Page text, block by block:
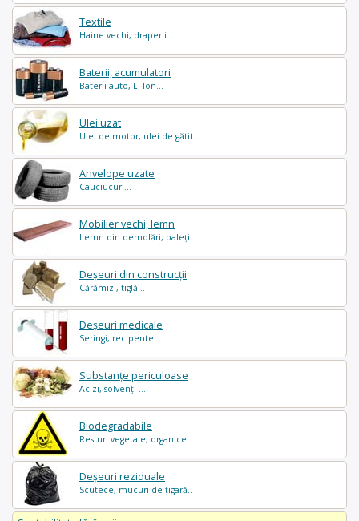
Textile
Haine vechi, draperii...
Baterii, acumulatori
Baterii auto, Li-Ion...
Ulei uzat
Ulei de motor, ulei de gătit...
Anvelope uzate
Cauciucuri...
Mobilier vechi, lemn
Lemn din demolări, paleți...
Deșeuri din construcții
Cărămizi, tiglă...
Deșeuri medicale
Seringi, recipente ...
Substanțe periculoase
Acizi, solvenți ...
Biodegradabile
Resturi vegetale, organice..
Deșeuri reziduale
Scutece, mucuri de țigară..